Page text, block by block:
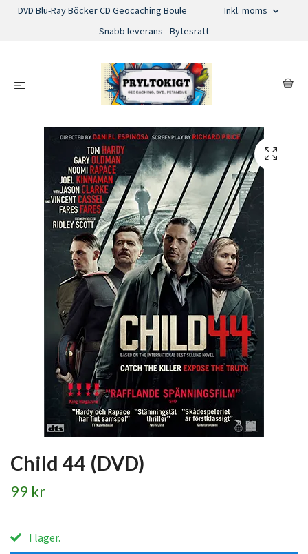
DVD Blu-Ray Böcker CD Geocaching Boule
Inkl. moms
Snabb leverans - Bytesrätt
Child 44 (DVD)
99 kr
I lager.